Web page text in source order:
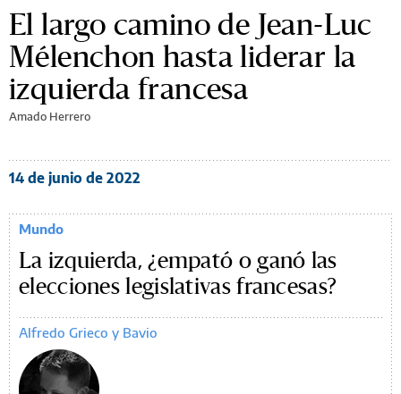
El largo camino de Jean-Luc
Mélenchon hasta liderar la
izquierda francesa
Amado Herrero
14 de junio de 2022
Mundo
La izquierda, ¿empató o ganó las
elecciones legislativas francesas?
Alfredo Grieco y Bavio